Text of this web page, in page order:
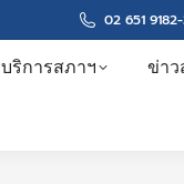
02 651
บริการสภาฯ ข่า